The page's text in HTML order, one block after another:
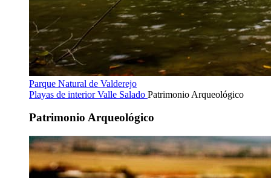
Parque Natural de Valderejo
Playas de interiorValle Salado Patrimonio Arqueológico
Patrimonio Arqueológico